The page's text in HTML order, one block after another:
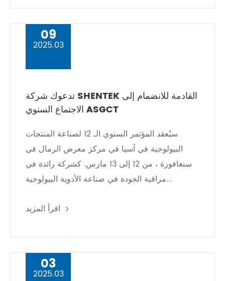
09
2025.03
تدعوك شركة SHENTEK القادمة للانضمام إلى
الاجتماع السنوي ASGCT
سيُعقد المؤتمر السنوي الـ 12 لصناعة المنتجات
البيولوجية في آسيا في مركز معرض الرمال في
سنغافورة ، من 12 إلى 13 مارس. كشركة رائدة في
مراقبة الجودة في صناعة الأدوية البيولوجية...
03
2025.03